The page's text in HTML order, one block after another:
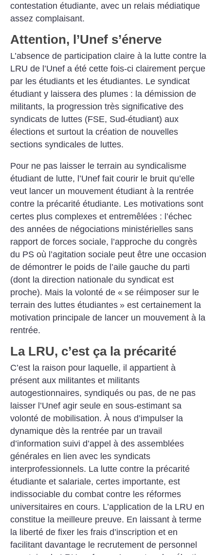
contestation étudiante, avec un relais médiatique
assez complaisant.
Attention, l’Unef s’énerve
L’absence de participation claire à la lutte contre la
LRU de l’Unef a été cette fois-ci clairement perçue
par les étudiants et les étudiantes. Le syndicat
étudiant y laissera des plumes : la démission de
militants, la progression très significative des
syndicats de luttes (FSE, Sud-étudiant) aux
élections et surtout la création de nouvelles
sections syndicales de luttes.
Pour ne pas laisser le terrain au syndicalisme
étudiant de lutte, l’Unef fait courir le bruit qu’elle
veut lancer un mouvement étudiant à la rentrée
contre la précarité étudiante. Les motivations sont
certes plus complexes et entremêlées : l’échec
des années de négociations ministérielles sans
rapport de forces sociale, l’approche du congrès
du PS où l’agitation sociale peut être une occasion
de démontrer le poids de l’aile gauche du parti
(dont la direction nationale du syndicat est
proche). Mais la volonté de « se réimposer sur le
terrain des luttes étudiantes » est certainement la
motivation principale de lancer un mouvement à la
rentrée.
La LRU, c’est ça la précarité
C’est la raison pour laquelle, il appartient à
présent aux militantes et militants
autogestionnaires, syndiqués ou pas, de ne pas
laisser l’Unef agir seule en sous-estimant sa
volonté de mobilisation. À nous d’impulser la
dynamique dès la rentrée par un travail
d’information suivi d’appel à des assemblées
générales en lien avec les syndicats
interprofessionnels. La lutte contre la précarité
étudiante et salariale, certes importante, est
indissociable du combat contre les réformes
universitaires en cours. L’application de la LRU en
constitue la meilleure preuve. En laissant à terme
la liberté de fixer les frais d’inscription et en
facilitant davantage le recrutement de personnel